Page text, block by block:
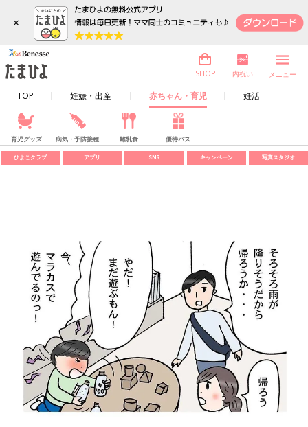
×
TOP 妊娠・出産 赤ちゃん・育児 妊活
SHOP 内祝い メニュー
育児グッズ 病気・予防接種 離乳食 優待パス
ひよこクラブ アプリ SNS キャンペーン 写真スタジオ